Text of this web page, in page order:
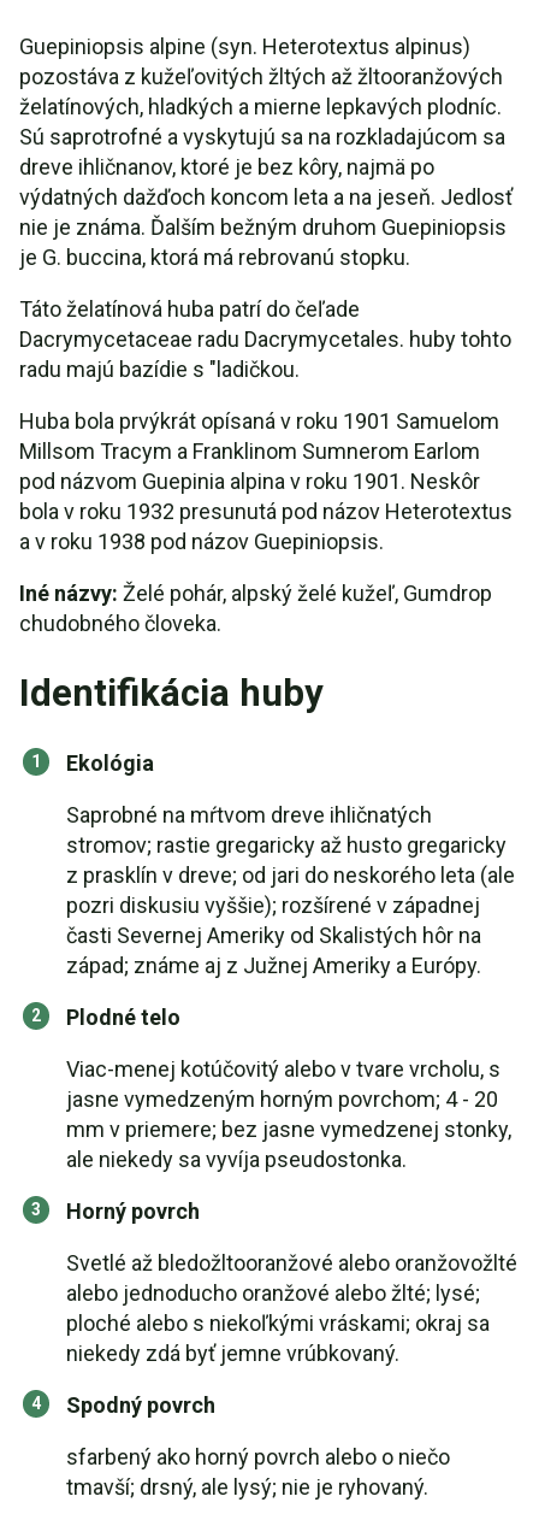
Guepiniopsis alpine (syn. Heterotextus alpinus)
pozostáva z kužeľovitých žltých až žltooranžových
želatínových, hladkých a mierne lepkavých plodníc.
Sú saprotrofné a vyskytujú sa na rozkladajúcom sa
dreve ihličnanov, ktoré je bez kôry, najmä po
výdatných dažďoch koncom leta a na jeseň. Jedlosť
nie je známa. Ďalším bežným druhom Guepiniopsis
je G. buccina, ktorá má rebrovanú stopku.
Táto želatínová huba patrí do čeľade
Dacrymycetaceae radu Dacrymycetales. huby tohto
radu majú bazídie s "ladičkou.
Huba bola prvýkrát opísaná v roku 1901 Samuelom
Millsom Tracym a Franklinom Sumnerom Earlom
pod názvom Guepinia alpina v roku 1901. Neskôr
bola v roku 1932 presunutá pod názov Heterotextus
a v roku 1938 pod názov Guepiniopsis.
Iné názvy: Želé pohár, alpský želé kužeľ, Gumdrop
chudobného človeka.
Identifikácia huby
Ekológia
Saprobné na mŕtvom dreve ihličnatých
stromov; rastie gregaricky až husto gregaricky
z prasklín v dreve; od jari do neskorého leta (ale
pozri diskusiu vyššie); rozšírené v západnej
časti Severnej Ameriky od Skalistých hôr na
západ; známe aj z Južnej Ameriky a Európy.
Plodné telo
Viac-menej kotúčovitý alebo v tvare vrcholu, s
jasne vymedzeným horným povrchom; 4 - 20
mm v priemere; bez jasne vymedzenej stonky,
ale niekedy sa vyvíja pseudostonka.
Horný povrch
Svetlé až bledožltooranžové alebo oranžovožlté
alebo jednoducho oranžové alebo žlté; lysé;
ploché alebo s niekoľkými vráskami; okraj sa
niekedy zdá byť jemne vrúbkovaný.
Spodný povrch
sfarbený ako horný povrch alebo o niečo
tmavší; drsný, ale lysý; nie je ryhovaný.